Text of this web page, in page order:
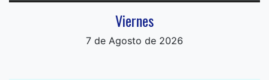
Viernes
7 de Agosto de 2026